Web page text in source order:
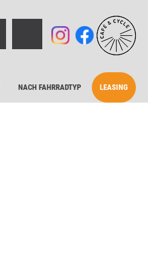
NACH FAHRRADTYP LEASING